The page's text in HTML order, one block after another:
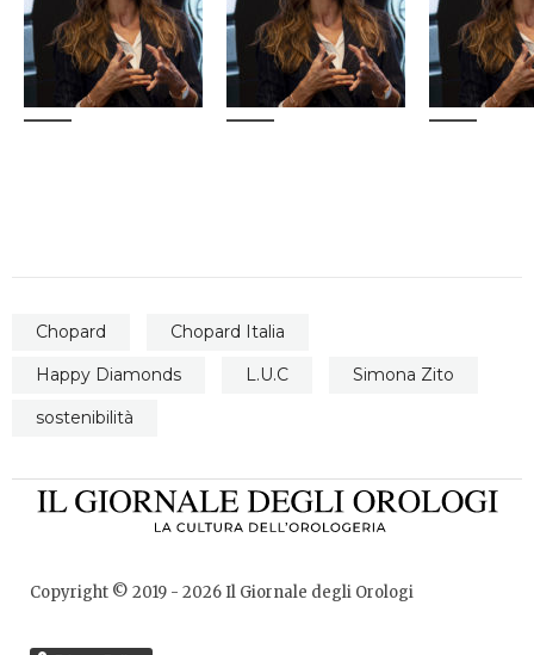
Chopard
Chopard Italia
Happy Diamonds
L.U.C
Simona Zito
sostenibilità
Copyright © 2019 - 2026Il Giornale degli Orologi